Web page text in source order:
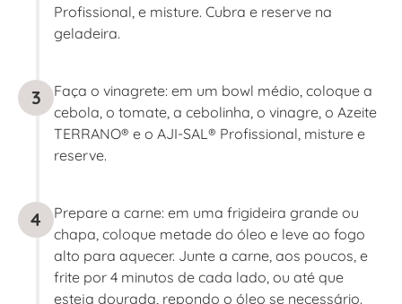
Profissional, e misture. Cubra e reserve na
geladeira.
3
Faça o vinagrete: em um bowl médio, coloque a
cebola, o tomate, a cebolinha, o vinagre, o Azeite
TERRANO® e o AJI-SAL® Profissional, misture e
reserve.
4
Prepare a carne: em uma frigideira grande ou
chapa, coloque metade do óleo e leve ao fogo
alto para aquecer. Junte a carne, aos poucos, e
frite por 4 minutos de cada lado, ou até que
esteja dourada, repondo o óleo se necessário.